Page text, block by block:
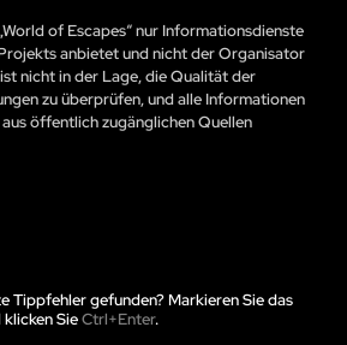
of Escapes“ nur Informationsdienste
anbietet und nicht der Organisator
nicht in der Lage, die Qualität der
zu überprüfen, und alle Informationen
öffentlich zugänglichen Quellen
Tippfehler gefunden? Markieren Sie das
klicken SieCtrl+Enter.